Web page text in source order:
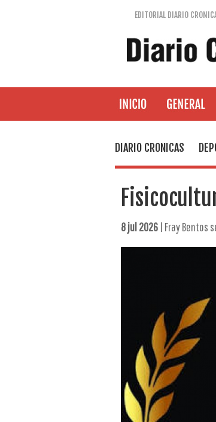
EDITORIAL DIARIO
DIARIO CRONICAS
8 jul 2026| Fray Bentos